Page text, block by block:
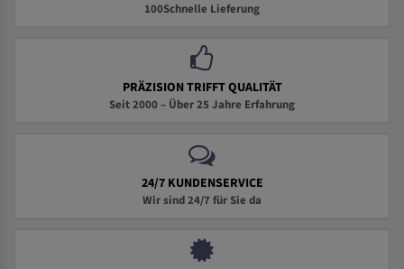
100Schnelle Lieferung
PRÄZISION TRIFFT QUALITÄT
Seit 2000 – Über 25 Jahre Erfahrung
24/7 KUNDENSERVICE
Wir sind 24/7 für Sie da